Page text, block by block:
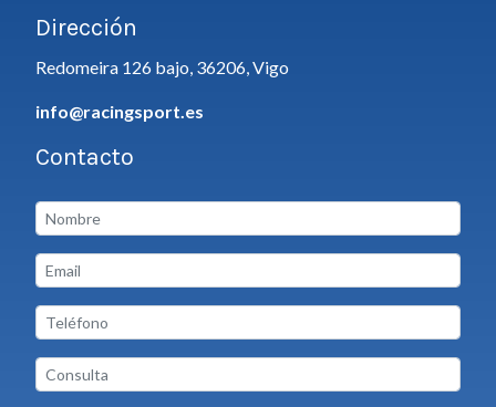
Dirección
Redomeira 126 bajo, 36206, Vigo
info@racingsport.es
Contacto